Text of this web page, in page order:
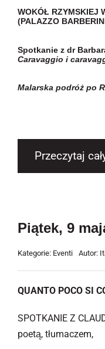
WOKÓŁ RZYMSKIEJ
(PALAZZO
Spotkanie z dr
Caravaggio i
Malarska podróż po
Przeczytaj
Piątek, 9
Kategorie: Eventi Autor:
QUANTO POCO SI
SPOTKANIE Z
poetą, tłumaczem,